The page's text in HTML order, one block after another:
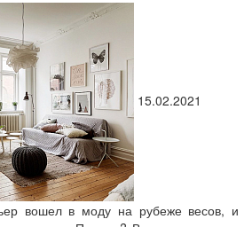
15.02.2021
вошел в моду на рубеже весов, и